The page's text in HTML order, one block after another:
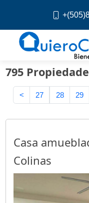
795
< 27 28 29
Casa
Colinas